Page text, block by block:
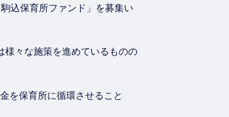
込保育所ファンド」を募集い
々な施策を進めているものの
を保育所に循環させること